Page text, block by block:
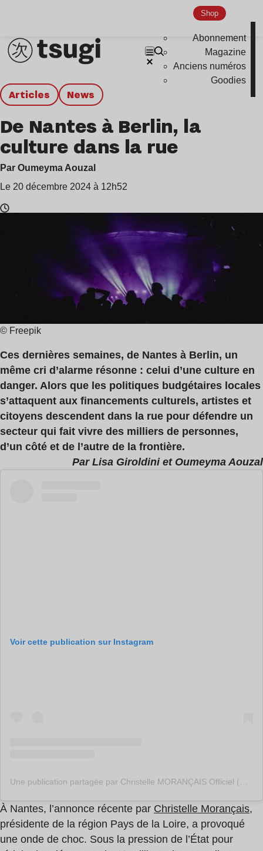
Shop
Abonnement
Magazine
Anciens numéros
Goodies
Articles news
De Nantes à Berlin, la
culture dans la rue
Par Oumeyma Aouzal
Le 20 décembre 2024 à 12h52
© Freepik
Ces dernières semaines, de Nantes à Berlin, un
même cri d’alarme résonne : celui d’une culture en
danger. Alors que les politiques budgétaires locales
s’attaquent aux financements culturels, artistes et
citoyens descendent dans la rue pour défendre un
secteur qui fait vivre des milliers de personnes,
d’un côté et de l’autre de la frontière.
Par Lisa Giroldini et Oumeyma Aouzal
Voir cette publication sur Instagram
À Nantes, l’annonce récente par Christelle Morançais,
présidente de la région Pays de la Loire, a provoqué
une onde de choc. Sous la pression de l’État pour